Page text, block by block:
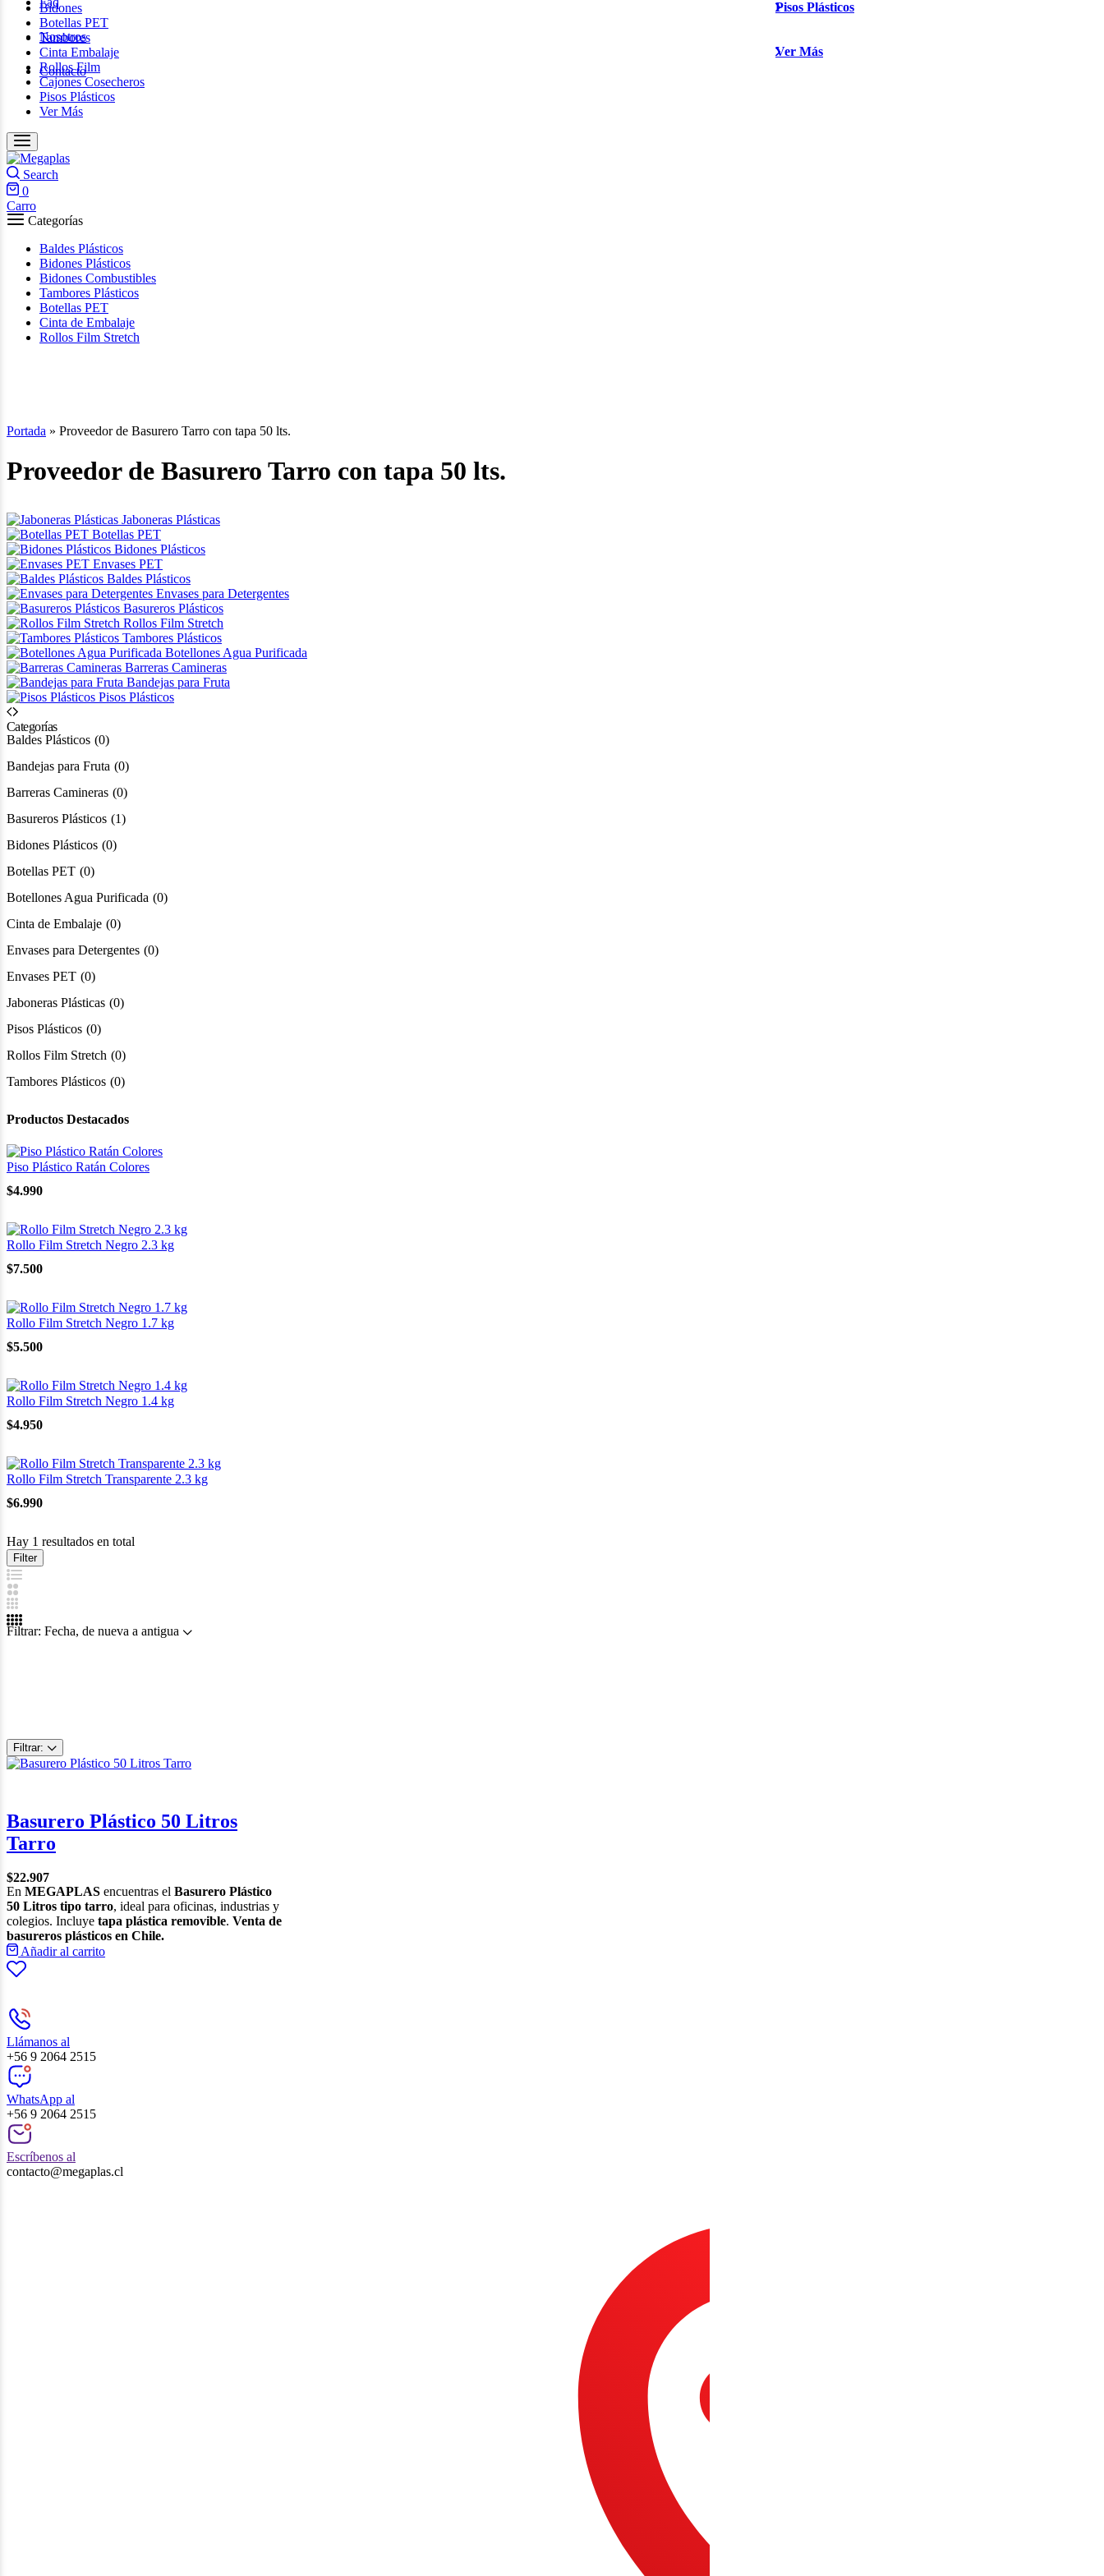
Nosotros
Contacto
Bidones
Botellas PET
Tambores
Cinta Embalaje
Rollos Film
Cajones Cosecheros
Pisos Plásticos
Ver Más
Search
0
Carro
Categorías
Baldes Plásticos
Bidones Plásticos
Bidones Combustibles
Tambores Plásticos
Botellas PET
Cinta de Embalaje
Rollos Film Stretch
Portada » Proveedor de Basurero Tarro con tapa 50 lts.
Proveedor de Basurero Tarro con tapa 50 lts.
Jaboneras Plásticas
Botellas PET
Bidones Plásticos
Envases PET
Baldes Plásticos
Envases para Detergentes
Basureros Plásticos
Rollos Film Stretch
Tambores Plásticos
Botellones Agua Purificada
Barreras Camineras
Bandejas para Fruta
Pisos Plásticos
Categorías
Baldes Plásticos 0
Bandejas para Fruta
0
Barreras Camineras 0
Basureros Plásticos
1
Bidones Plásticos 0
Botellas PET 0
Botellones Agua Purificada
0
Cinta de Embalaje 0
Envases para Detergentes 0
Envases PET 0
Jaboneras Plásticas 0
Pisos Plásticos 0
Rollos Film Stretch
0
Tambores Plásticos 0
Productos Destacados
Piso Plástico Ratán Colores
$4.990
Rollo Film Stretch Negro 2.3 kg
$7.500
Rollo Film Stretch Negro 1.7 kg
$5.500
Rollo Film Stretch Negro 1.4 kg
$4.950
Rollo Film Stretch Transparente 2.3 kg
$6.990
Hay 1 resultados en total
Filter
Filtrar: Fecha, de nueva a antigua
Filtrar:
Basurero Plástico 50 Litros
Tarro
$22.907
En MEGAPLAS encuentras el Basurero Plástico
50 Litros tipo tarro, ideal para oficinas, industrias y
colegios. Incluye tapa plástica removible. Venta de
basureros plásticos en Chile.
Añadir al carrito
Llámanos al
+56 9 2064 2515
WhatsApp al
+56 9 2064 2515
Escríbenos al
contacto@megaplas.cl
Tambor Plástico 60 Litros con Zuncho Metálico
Pisos Plásticos
Ver Más